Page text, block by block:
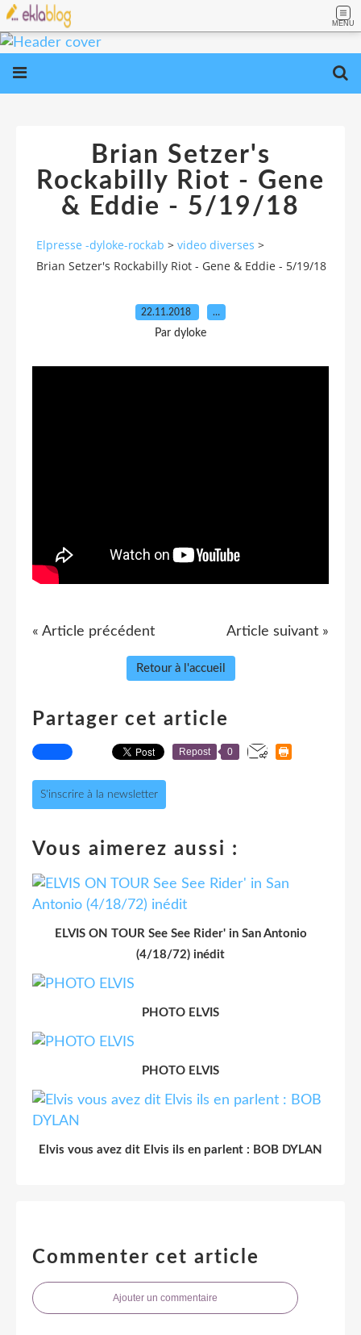
MENU
Brian Setzer's
Rockabilly Riot - Gene
& Eddie - 5/19/18
Elpresse -dyloke-rockab > video diverses >
Brian Setzer's Rockabilly Riot - Gene & Eddie - 5/19/18
22.11.2018 …
Par dyloke
« Article précédent Article suivant »
Retour à l'accueil
Partager cet article
Repost 0
S'inscrire à la newsletter
Vous aimerez aussi :
ELVIS ON TOUR See See Rider' in San Antonio
(4/18/72) inédit
PHOTO ELVIS
PHOTO ELVIS
Elvis vous avez dit Elvis ils en parlent : BOB DYLAN
Commenter cet article
Ajouter un commentaire